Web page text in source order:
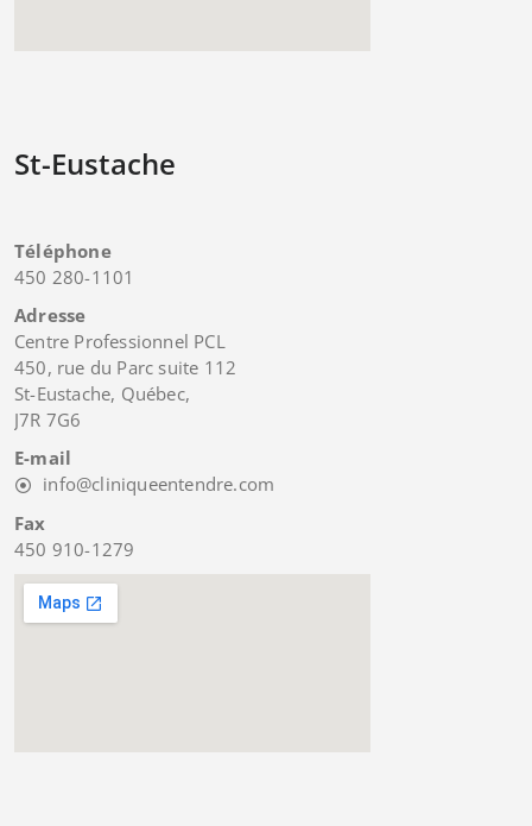
St-Eustache
Téléphone
450 280-1101
Adresse
Centre Professionnel PCL
450, rue du Parc suite 112
St-Eustache, Québec,
J7R 7G6
E-mail
info@cliniqueentendre.com
Fax
450 910-1279